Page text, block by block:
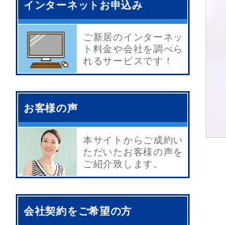
インターネットお申込み
ご新居のインターネッ
ト料金や会社を調べら
れるサービスです！
お客様の声
本サイトからご成約い
ただいたお客様の声を
ご紹介致します。
会社契約をご希望の方